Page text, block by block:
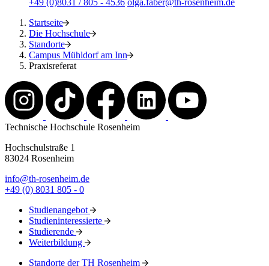
+49 (0)8031 / 805 - 4536 olga.faber@th-rosenheim.de
Startseite
Die Hochschule
Standorte
Campus Mühldorf am Inn
Praxisreferat
Technische Hochschule Rosenheim
Hochschulstraße 1
83024 Rosenheim
info@th-rosenheim.de
+49 (0) 8031 805 - 0
Studienangebot
Studieninteressierte
Studierende
Weiterbildung
Standorte der TH Rosenheim